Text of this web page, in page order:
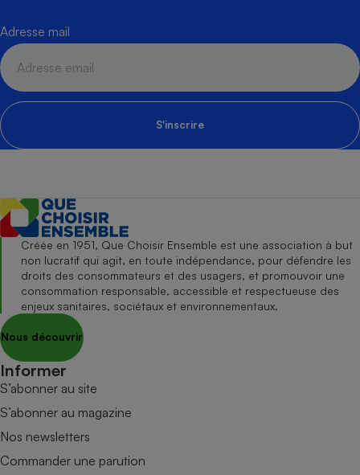
Adresse mail
S'inscrire
Créée en 1951, Que Choisir Ensemble est une association à but
non lucratif qui agit, en toute indépendance, pour défendre les
droits des consommateurs et des usagers, et promouvoir une
consommation responsable, accessible et respectueuse des
enjeux sanitaires, sociétaux et environnementaux.
Nous découvrir
Informer
S’abonner au site
S’abonner au magazine
Nos newsletters
Commander une parution